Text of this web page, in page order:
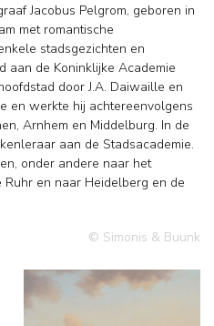
Jacobus Pelgrom, geboren in
met romantische
stadsgezichten en
aan de Koninklijke Academie
Daiwaille en
en werkte hij achtereenvolgens
Arnhem en Middelburg. In de
aan de Stadsacademie.
en naar Heidelberg en de
© Simonis & Buunk